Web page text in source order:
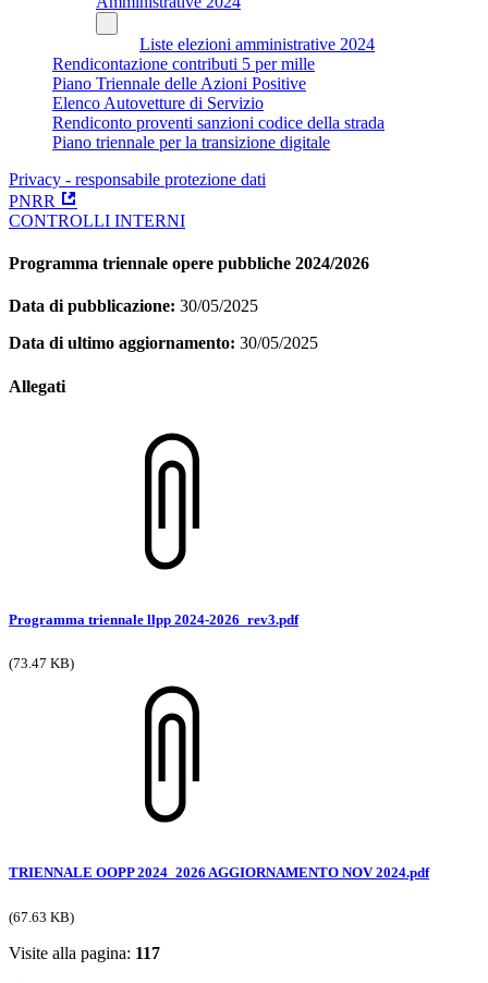
Liste elezioni amministrative 2024
Rendicontazione contributi 5 per mille
Piano Triennale delle Azioni Positive
Elenco Autovetture di Servizio
Rendiconto proventi sanzioni codice della strada
Piano triennale per la transizione digitale
Privacy - responsabile protezione dati
PNRR
CONTROLLI INTERNI
Programma triennale opere pubbliche 2024/2026
Data di pubblicazione: 30/05/2025
Data di ultimo aggiornamento: 30/05/2025
Allegati
Programma triennale llpp 2024-2026_rev3.pdf
(73.47 KB)
TRIENNALE OOPP 2024_2026 AGGIORNAMENTO NOV 2024.pdf
(67.63 KB)
Visite alla pagina: 117